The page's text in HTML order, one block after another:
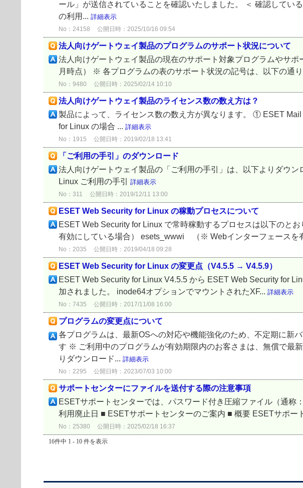
ール」が送信されていることを確認いたしました。 ＜ 確認して
の利用... 詳細表示
No：24158 公開日時：2025/10/16 09:54
法人向けゲートウェイ製品のプログラムのサポート状況について
法人向けゲートウェイ製品の現在のサポート対象プログラムやサ
月時点） ※ 各プログラムの表のサポート状況の記号は、以下の通
No：9480 公開日時：2025/02/14 10:10
法人向けゲートウェイ製品のライセンス数の数え方は？
製品によって、ライセンス数の数え方が異なります。 ① ESET
for Linux の場合 ... 詳細表示
No：1915 公開日時：2019/02/18 13:41
「ご利用の手引」のダウンロード
法人向けゲートウェイ製品の「ご利用の手引」は、以下よりダウ
Linux ご利用の手引 詳細表示
No：311 公開日時：2019/12/11 13:00
ESET Web Security for Linux の稼動プロセスについて
ESET Web Security for Linux で常時稼動するプロセスは以下の
有効にしている場合） esets_wwwi （※ Webインターフェースを
No：2035 公開日時：2019/04/18 09:28
ESET Web Security for Linux の変更点（V4.5.5 → V4.5.9）
ESET Web Security for Linux V4.5.5 から ESET Web Security for
加されました。 inode64オプションでマウントされたXF... 詳細表示
No：7435 公開日時：2017/11/08 16:00
プログラムの変更点について
各プログラムは、最新OSへの対応や機能強化のため、不定期に新
す ※ ご利用中のプログラムが有効期限内のお客さまは、無償で最
りダウンロード... 詳細表示
No：2295 公開日時：2023/07/03 10:00
サポートセンターにファイルを送付する際の注意事項
ESETサポートセンターでは、パスワード付き圧縮ファイル（通
利用廃止日 ■ ESETサポートセンターのご案内 ■ 概要 ESETサポ
No：25380 公開日時：2025/02/18 16:37
16件中 1 - 10 件を表示